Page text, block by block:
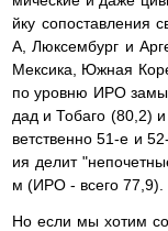
йку сопоставления
А, Люксембург и
Мексика, Южная
по уровню ИРО
дад и Тобаго (80,2) и
ветственно 51-е и
ия делит
м (ИРО - всего 77,9).
Но если мы хотим